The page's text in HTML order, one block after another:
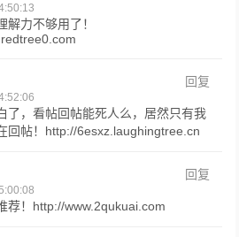
解力不够用了！
回复
了，看帖回帖能死人么，居然只有我
回帖！http://6esxz.laughingtree.cn
回复
荐！http://www.2qukuai.com